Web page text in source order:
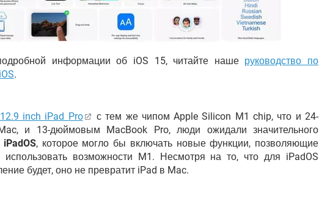
информации об iOS 15, читайте наше руководство по
.
12.9 inch iPad Pro
с тем же чипом Apple Silicon M1 chip, что и 24-
и 13-дюймовым MacBook Pro, люди ожидали значительного
, которое могло бы включать новые функции, позволяющие
использовать возможности M1. Несмотря на то, что для iPadOS
будет, оно не превратит iPad в Mac.